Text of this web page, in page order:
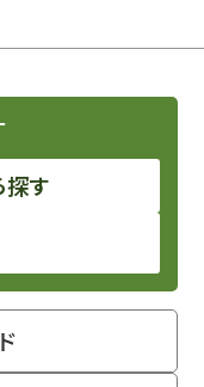
探す